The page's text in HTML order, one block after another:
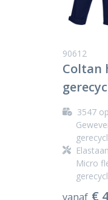
90612
Coltan
3547
Micro
vanaf €